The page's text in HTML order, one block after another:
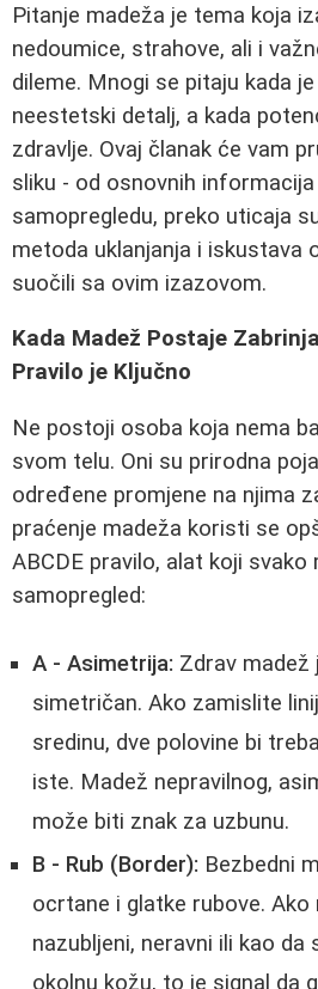
Pitanje madeža je tema koja
nedoumice, strahove, ali i
dileme. Mnogi se pitaju kada
neestetski detalj, a kada
zdravlje. Ovaj članak će vam
sliku - od osnovnih
samopregledu, preko uticaja
metoda uklanjanja i iskustava
suočili sa ovim izazovom.
Kada Madež Postaje
Pravilo je Ključno
Ne postoji osoba koja nema
svom telu. Oni su prirodna
određene promjene na njima
praćenje madeža koristi se
ABCDE pravilo, alat koji
samopregled:
A - Asimetrija: Zdrav madež
simetričan. Ako zamislite
sredinu, dve polovine bi
iste. Madež nepravilnog,
može biti znak za uzbunu.
B - Rub (Border): Bezbedni
ocrtane i glatke rubove. Ako
nazubljeni, neravni ili kao da
okolnu kožu, to je signal da